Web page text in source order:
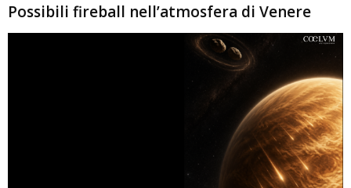
Possibili fireball nell’atmosfera di Venere